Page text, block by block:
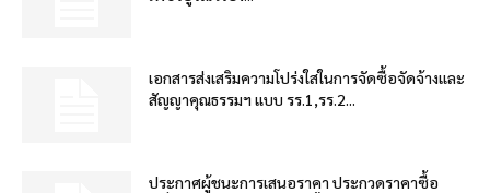
เอกสารส่งเสริมความโปร่งใสในการจัดซื้อจัดจ้างและ
สัญญาคุณธรรมฯ แบบ รร.1,รร.2...
ประกาศผู้ชนะการเสนอราคา ประกวดราคาซื้อ